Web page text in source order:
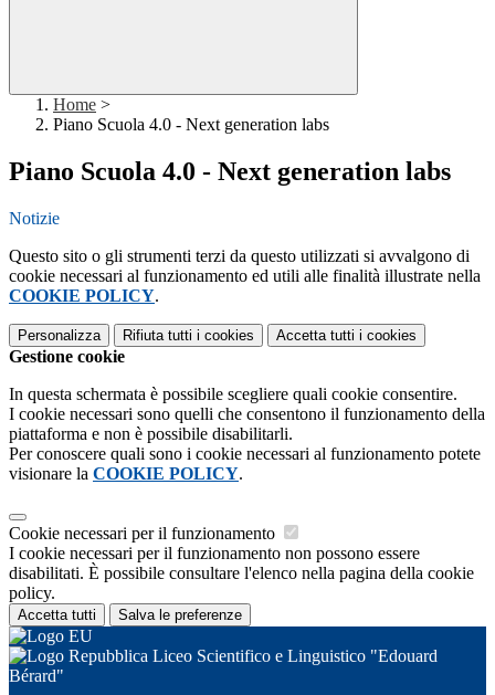
Home >
Piano Scuola 4.0 - Next generation labs
Piano Scuola 4.0 - Next generation labs
Notizie
Questo sito o gli strumenti terzi da questo utilizzati si avvalgono di
cookie necessari al funzionamento ed utili alle finalità illustrate nella
COOKIE POLICY.
Personalizza Rifiuta tutti i cookies Accetta tutti i cookies
Gestione cookie
In questa schermata è possibile scegliere quali cookie consentire.
I cookie necessari sono quelli che consentono il funzionamento della
piattaforma e non è possibile disabilitarli.
Per conoscere quali sono i cookie necessari al funzionamento potete
visionare la COOKIE POLICY.
Cookie necessari per il funzionamento
I cookie necessari per il funzionamento non possono essere
disabilitati. È possibile consultare l'elenco nella pagina della cookie
policy.
Accetta tutti Salva le preferenze
Liceo Scientifico e Linguistico "Edouard
Bérard"